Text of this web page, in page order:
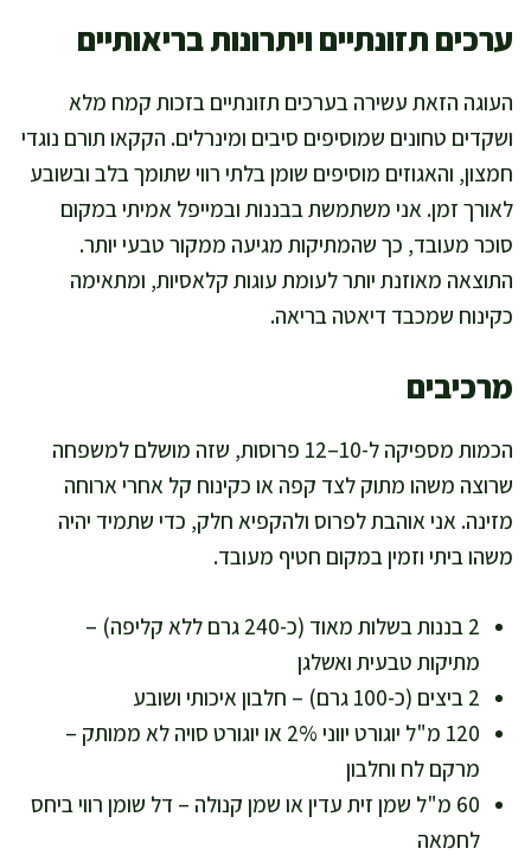
ערכים תזונתיים ויתרונות בריאותיים
העוגה הזאת עשירה בערכים תזונתיים בזכות קמח מלא
ושקדים טחונים שמוסיפים סיבים ומינרלים. הקקאו תורם נוגדי
חמצון, והאגוזים מוסיפים שומן בלתי רווי שתומך בלב ובשובע
לאורך זמן. אני משתמשת בבננות ובמייפל אמיתי במקום
סוכר מעובד, כך שהמתיקות מגיעה ממקור טבעי יותר.
התוצאה מאוזנת יותר לעומת עוגות קלאסיות, ומתאימה
כקינוח שמכבד דיאטה בריאה.
מרכיבים
הכמות מספיקה ל-10–12 פרוסות, שזה מושלם למשפחה
שרוצה משהו מתוק לצד קפה או כקינוח קל אחרי ארוחה
מזינה. אני אוהבת לפרוס ולהקפיא חלק, כדי שתמיד יהיה
משהו ביתי וזמין במקום חטיף מעובד.
2 בננות בשלות מאוד (כ-240 גרם ללא קליפה) –
מתיקות טבעית ואשלגן
2 ביצים (כ-100 גרם) – חלבון איכותי ושובע
120 מ"ל יוגורט יווני 2% או יוגורט סויה לא ממותק –
מרקם לח וחלבון
60 מ"ל שמן זית עדין או שמן קנולה – דל שומן רווי ביחס
לחמאה